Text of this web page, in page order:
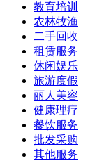
教育培训
农林牧渔
二手回收
租赁服务
休闲娱乐
旅游度假
丽人美容
健康理疗
餐饮服务
批发采购
其他服务